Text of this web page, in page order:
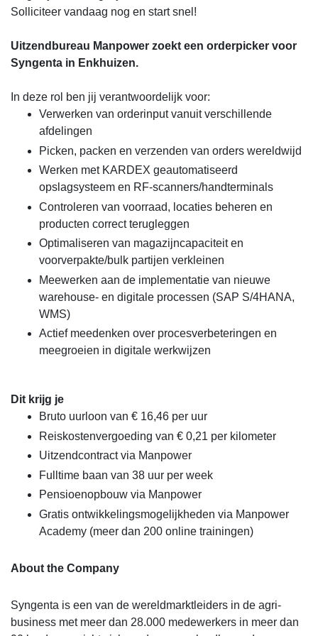
Solliciteer vandaag nog en start snel!
Uitzendbureau Manpower zoekt een orderpicker voor
Syngenta in Enkhuizen.
In deze rol ben jij verantwoordelijk voor:
Verwerken van orderinput vanuit verschillende
afdelingen
Picken, packen en verzenden van orders wereldwijd
Werken met KARDEX geautomatiseerd
opslagsysteem en RF-scanners/handterminals
Controleren van voorraad, locaties beheren en
producten correct terugleggen
Optimaliseren van magazijncapaciteit en
voorverpakte/bulk partijen verkleinen
Meewerken aan de implementatie van nieuwe
warehouse- en digitale processen (SAP S/4HANA,
WMS)
Actief meedenken over procesverbeteringen en
meegroeien in digitale werkwijzen
Dit krijg je
Bruto uurloon van € 16,46 per uur
Reiskostenvergoeding van € 0,21 per kilometer
Uitzendcontract via Manpower
Fulltime baan van 38 uur per week
Pensioenopbouw via Manpower
Gratis ontwikkelingsmogelijkheden via Manpower
Academy (meer dan 200 online trainingen)
About the Company
Syngenta is een van de wereldmarktleiders in de agri-
business met meer dan 28.000 medewerkers in meer dan